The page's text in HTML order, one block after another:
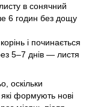
в сонячний
6 годин без дощу
і починається
5–7 днів — листя
оскільки
формують нові